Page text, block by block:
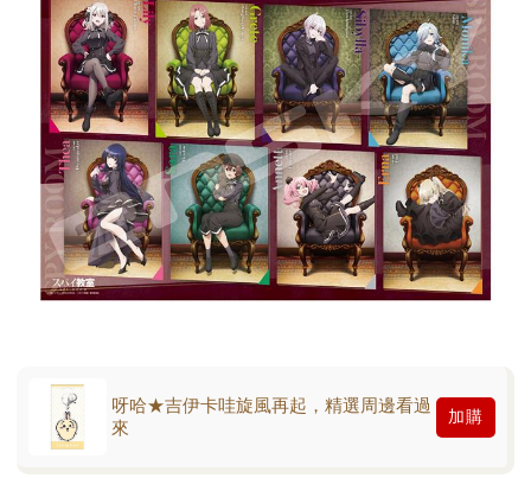
呀哈★吉伊卡哇旋風再起，精選周邊看過
來
加購